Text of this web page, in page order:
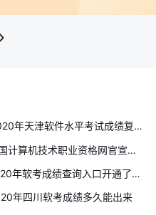
2020年天津软件水平考试成绩复查通知(12月31日前)
中国计算机技术职业资格网官宣：2020年软件成绩查询时间及入口通知(12月18日开始)
2020年软考成绩查询入口开通了吗？
年四川软考成绩多久能出来